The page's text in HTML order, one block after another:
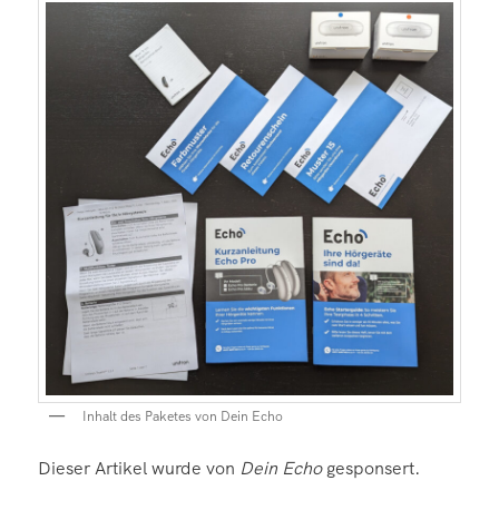
Inhalt des Paketes von Dein Echo
Dieser Artikel wurde von Dein Echogesponsert.